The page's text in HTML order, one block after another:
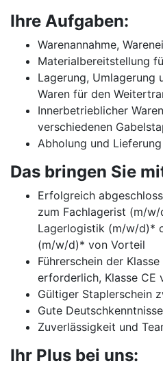
Ihre Aufgaben:
Warenannahme,
Materialbereitstellung
Lagerung, Umlagerung
Waren für den
Innerbetrieblicher
verschiedenen
Abholung und
Das bringen Sie
Erfolgreich
zum Fachlagerist (m/
Lagerlogistik (m/w/d)*
(m/w/d)* von Vorteil
Führerschein der
erforderlich, Klasse CE
Gültiger Staplerschein
Gute
Zuverlässigkeit und
Ihr Plus bei uns: